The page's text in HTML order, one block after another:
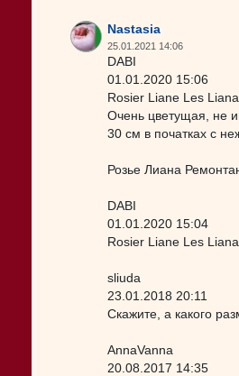
Nastasia
25.01.2021 14:06
DABI
01.01.2020 15:06
Rosier Liane Les
Очень цветущая, не
30 см в початках с
Розье Лиана
DABI
01.01.2020 15:04
Rosier Liane Les
sliuda
23.01.2018 20:11
Скажите, а какого
AnnaVanna
20.08.2017 14:35